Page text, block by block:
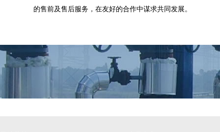
的售前及售后服务，在友好的合作中谋求共同发展。